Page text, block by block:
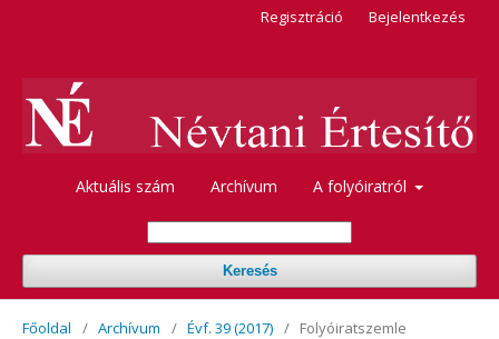
Aktuális szám Archívum A folyóiratról
Keresés
Regisztráció Bejelentkezés
Főoldal / Archívum / Évf. 39 (2017) / Folyóiratszemle